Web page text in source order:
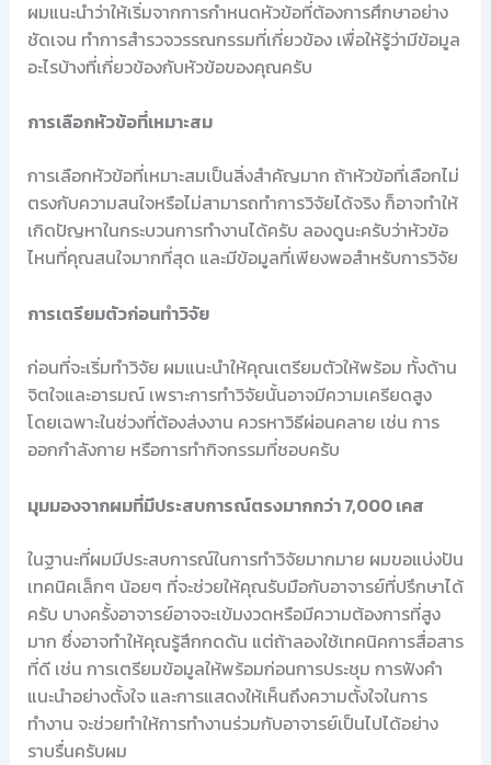
ผมแนะนำว่าให้เริ่มจากการกำหนดหัวข้อที่ต้องการศึกษาอย่าง
ชัดเจน ทำการสำรวจวรรณกรรมที่เกี่ยวข้อง เพื่อให้รู้ว่ามีข้อมูล
อะไรบ้างที่เกี่ยวข้องกับหัวข้อของคุณครับ
การเลือกหัวข้อที่เหมาะสม
การเลือกหัวข้อที่เหมาะสมเป็นสิ่งสำคัญมาก ถ้าหัวข้อที่เลือกไม่
ตรงกับความสนใจหรือไม่สามารถทำการวิจัยได้จริง ก็อาจทำให้
เกิดปัญหาในกระบวนการทำงานได้ครับ ลองดูนะครับว่าหัวข้อ
ไหนที่คุณสนใจมากที่สุด และมีข้อมูลที่เพียงพอสำหรับการวิจัย
การเตรียมตัวก่อนทำวิจัย
ก่อนที่จะเริ่มทำวิจัย ผมแนะนำให้คุณเตรียมตัวให้พร้อม ทั้งด้าน
จิตใจและอารมณ์ เพราะการทำวิจัยนั้นอาจมีความเครียดสูง
โดยเฉพาะในช่วงที่ต้องส่งงาน ควรหาวิธีผ่อนคลาย เช่น การ
ออกกำลังกาย หรือการทำกิจกรรมที่ชอบครับ
มุมมองจากผมที่มีประสบการณ์ตรงมากกว่า 7,000 เคส
ในฐานะที่ผมมีประสบการณ์ในการทำวิจัยมากมาย ผมขอแบ่งปัน
เทคนิคเล็กๆ น้อยๆ ที่จะช่วยให้คุณรับมือกับอาจารย์ที่ปรึกษาได้
ครับ บางครั้งอาจารย์อาจจะเข้มงวดหรือมีความต้องการที่สูง
มาก ซึ่งอาจทำให้คุณรู้สึกกดดัน แต่ถ้าลองใช้เทคนิคการสื่อสาร
ที่ดี เช่น การเตรียมข้อมูลให้พร้อมก่อนการประชุม การฟังคำ
แนะนำอย่างตั้งใจ และการแสดงให้เห็นถึงความตั้งใจในการ
ทำงาน จะช่วยทำให้การทำงานร่วมกับอาจารย์เป็นไปได้อย่าง
ราบรื่นครับผม